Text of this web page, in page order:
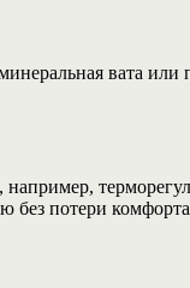
вата
без потери